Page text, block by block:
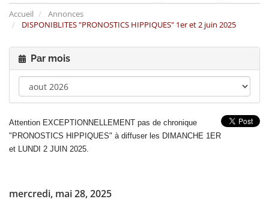
Accueil
Annonces
DISPONIBLITES "PRONOSTICS HIPPIQUES" 1er et 2 juin 2025
Par mois
Attention EXCEPTIONNELLEMENT pas de chronique
"PRONOSTICS HIPPIQUES" à diffuser les DIMANCHE 1ER
et LUNDI 2 JUIN 2025.
mercredi, mai 28, 2025